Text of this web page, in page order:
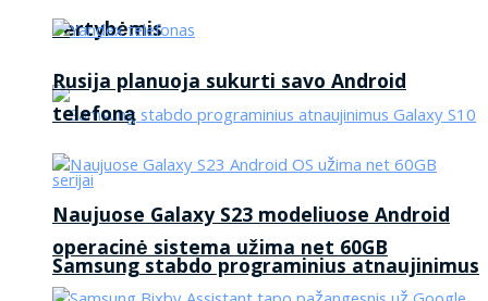
vertybėmis
Samsung stabdo programinius atnaujinimus
Rusija planuoja sukurti savo Android
telefoną
Naujuose Galaxy S23 modeliuose Android
operacinė sistema užima net 60GB